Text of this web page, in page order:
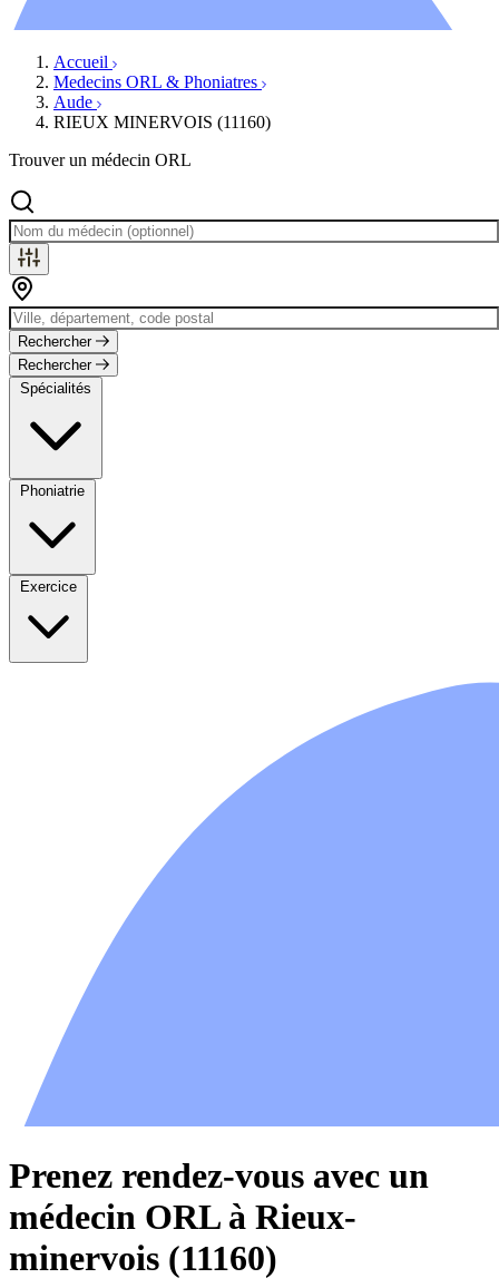
Accueil
Medecins ORL & Phoniatres
Aude
RIEUX MINERVOIS (11160)
Trouver un médecin ORL
Rechercher
Rechercher
Spécialités
Phoniatrie
Exercice
Prenez rendez-vous avec un
médecin ORL à Rieux-
minervois (11160)